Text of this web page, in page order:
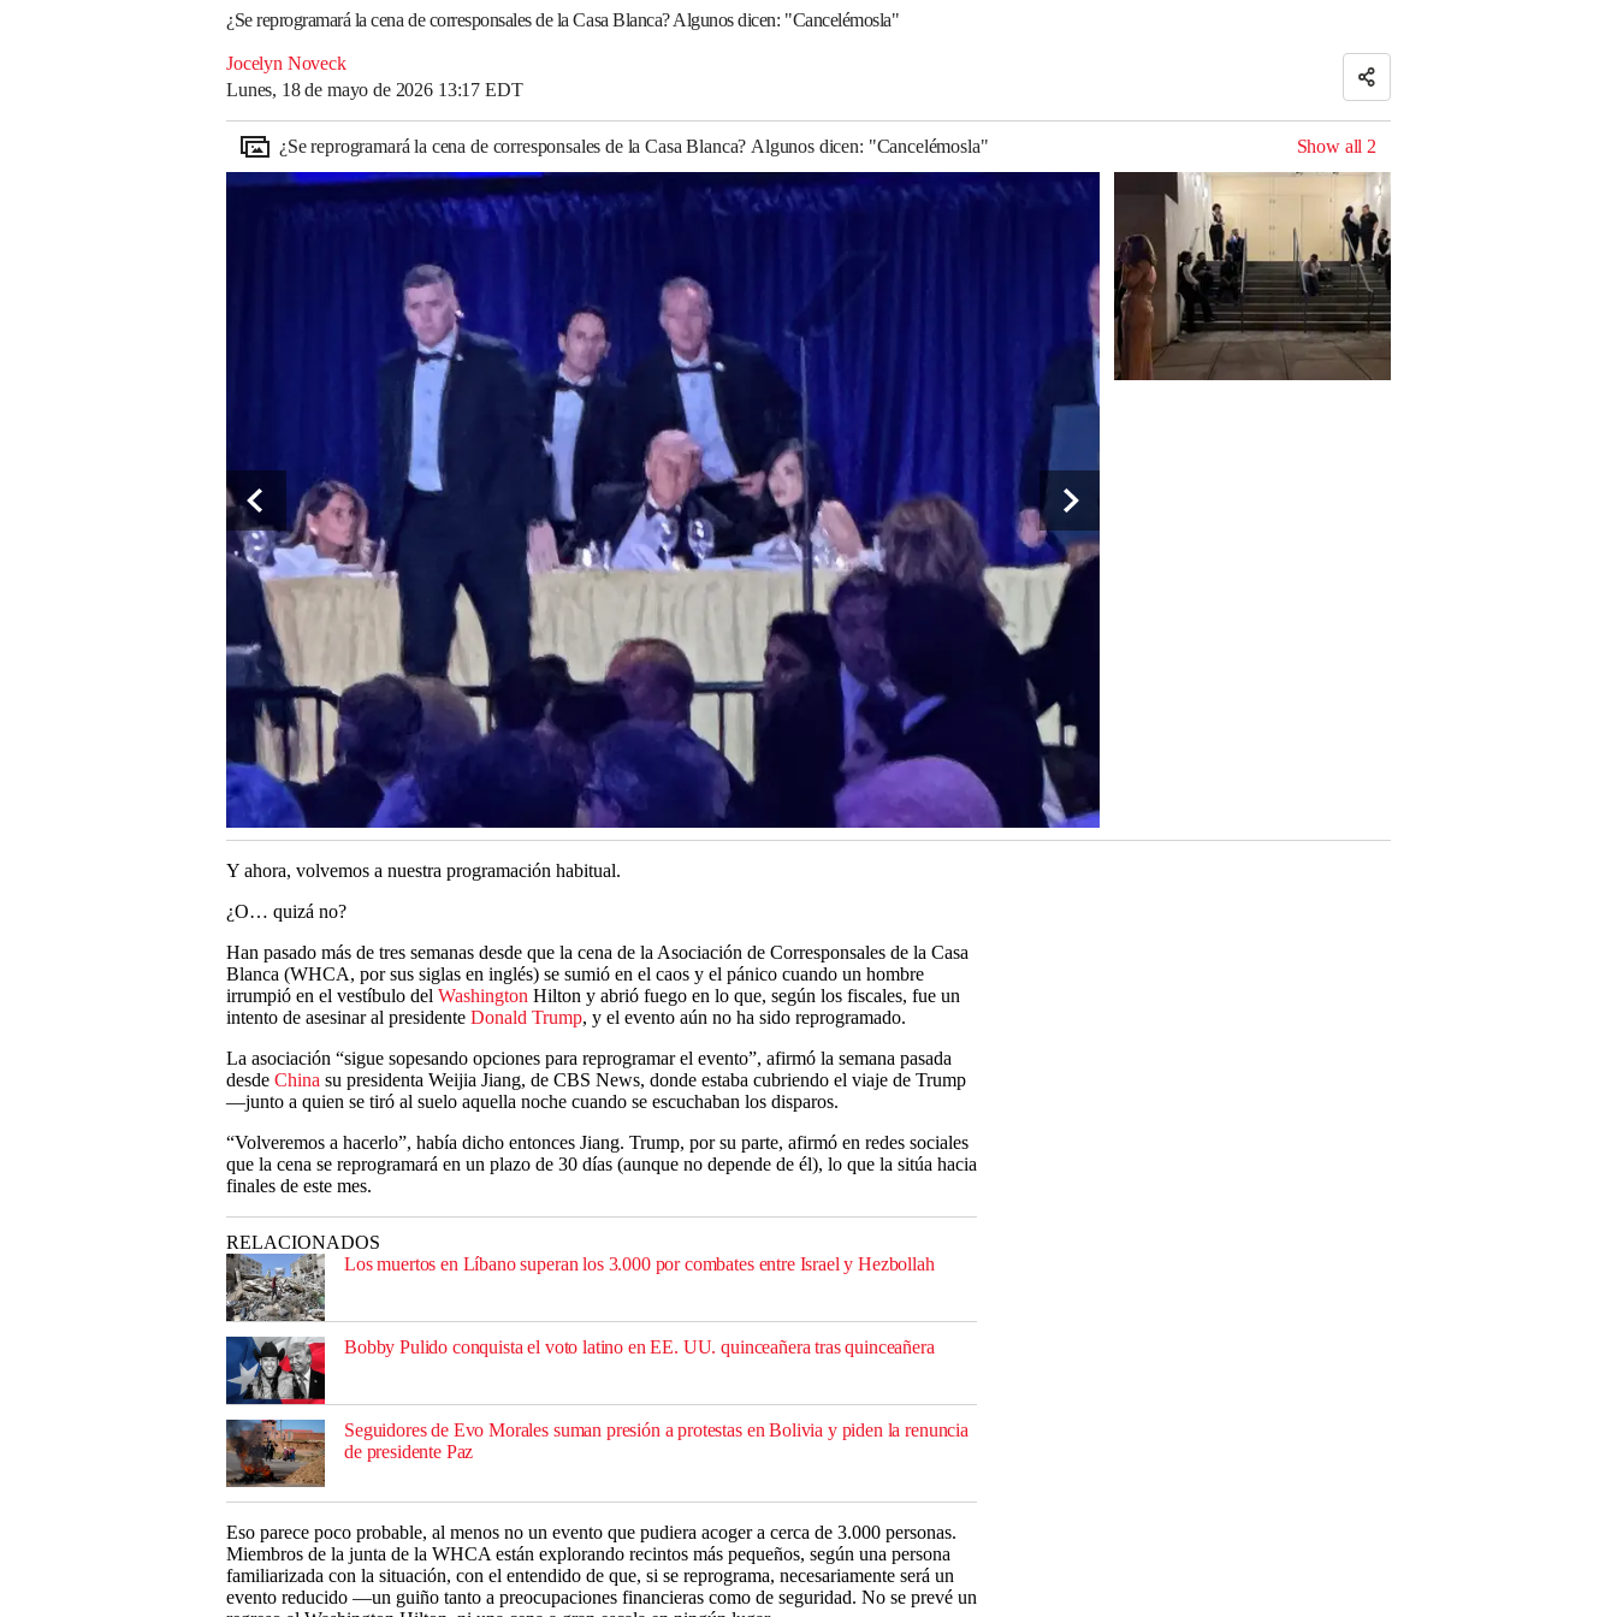
¿Se reprogramará la cena de corresponsales de la Casa Blanca? Algunos dicen: "Cancelémosla"
Jocelyn Noveck
Lunes, 18 de mayo de 2026 13:17 EDT
¿Se reprogramará la cena de corresponsales de la Casa Blanca? Algunos dicen: "Cancelémosla" Show all 2
Y ahora, volvemos a nuestra programación habitual.
¿O… quizá no?
Han pasado más de tres semanas desde que la cena de la Asociación de Corresponsales de la Casa
Blanca (WHCA, por sus siglas en inglés) se sumió en el caos y el pánico cuando un hombre
irrumpió en el vestíbulo del Washington Hilton y abrió fuego en lo que, según los fiscales, fue un
intento de asesinar al presidente Donald Trump, y el evento aún no ha sido reprogramado.
La asociación “sigue sopesando opciones para reprogramar el evento”, afirmó la semana pasada
desde China su presidenta Weijia Jiang, de CBS News, donde estaba cubriendo el viaje de Trump
—junto a quien se tiró al suelo aquella noche cuando se escuchaban los disparos.
“Volveremos a hacerlo”, había dicho entonces Jiang. Trump, por su parte, afirmó en redes sociales
que la cena se reprogramará en un plazo de 30 días (aunque no depende de él), lo que la sitúa hacia
finales de este mes.
RELACIONADOS
Los muertos en Líbano superan los 3.000 por combates entre Israel y Hezbollah
Bobby Pulido conquista el voto latino en EE. UU. quinceañera tras quinceañera
Seguidores de Evo Morales suman presión a protestas en Bolivia y piden la renuncia
de presidente Paz
Eso parece poco probable, al menos no un evento que pudiera acoger a cerca de 3.000 personas.
Miembros de la junta de la WHCA están explorando recintos más pequeños, según una persona
familiarizada con la situación, con el entendido de que, si se reprograma, necesariamente será un
evento reducido —un guiño tanto a preocupaciones financieras como de seguridad. No se prevé un